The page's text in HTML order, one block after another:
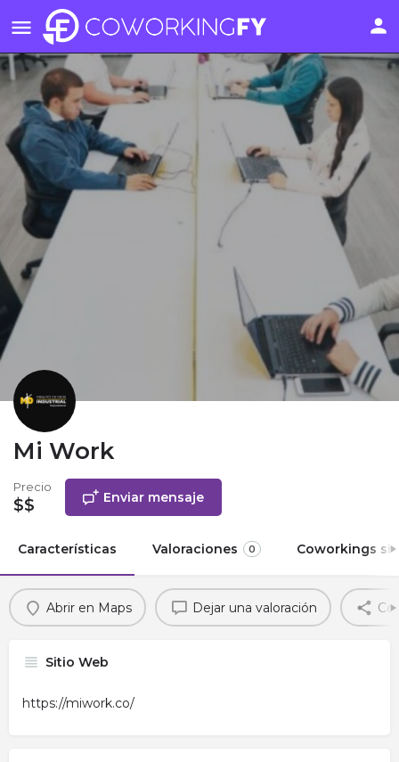
Mi Work
Precio
$$ Enviar mensaje
Características Valoraciones 0 Coworkings
Abrir en Maps Dejar una valoración
Sitio Web
https://miwork.co/